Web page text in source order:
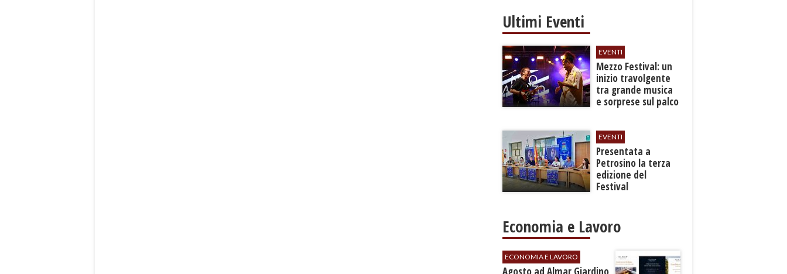
Ultimi Eventi
EVENTI
Mezzo Festival: un
inizio travolgente
tra grande musica
e sorprese sul palco
EVENTI
Presentata a
Petrosino la terza
edizione del
Festival
"Voci dal
Mediterraneo"
Economia e Lavoro
ECONOMIA E LAVORO
Agosto ad Almar Giardino